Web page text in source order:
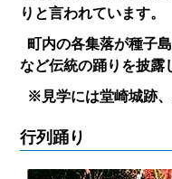
りと言われています。
町内の各集落が種子
など伝統の踊りを披露
※見学には堂崎城跡
行列踊り